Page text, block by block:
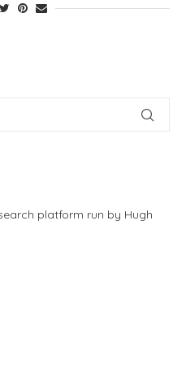
platform run by Hugh